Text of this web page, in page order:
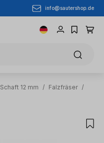
info@sautershop.de
Schaft 12 mm / Falzfräser /